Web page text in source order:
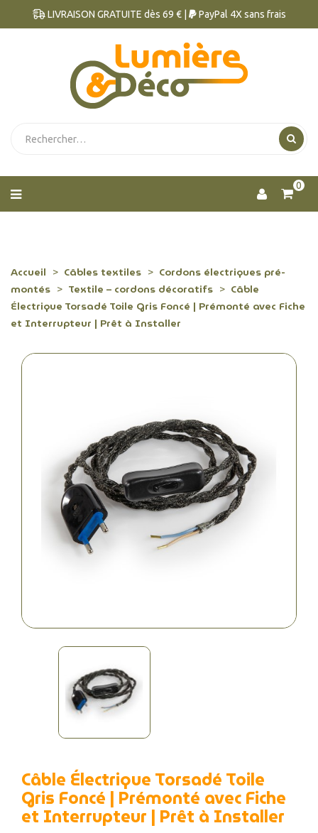
LIVRAISON GRATUITE dès 69 € | PayPal 4X sans frais
0
Accueil Câbles textiles
Cordons électriques pré-
montés
Textile – cordons décoratifs
Câble
Électrique Torsadé Toile Gris Foncé | Prémonté avec Fiche
et Interrupteur | Prêt à Installer
Câble Électrique Torsadé Toile
Gris Foncé | Prémonté avec Fiche
et Interrupteur | Prêt à Installer